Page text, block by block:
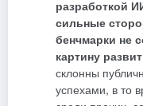
разработкой
сильные
бенчмарки не
картину
склонны
успехами, в то